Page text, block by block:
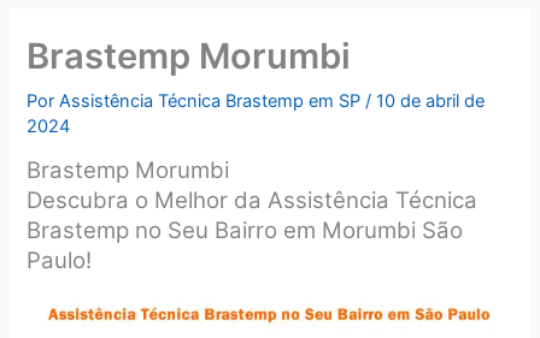
Brastemp Morumbi
PorAssistência Técnica Brastemp em SP /10 de abril de
2024
Brastemp Morumbi
Descubra o Melhor da Assistência Técnica
Brastemp no Seu Bairro em Morumbi São
Paulo!